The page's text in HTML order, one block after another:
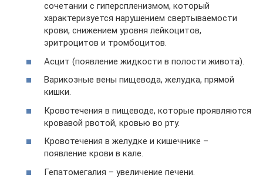
сочетании с гиперспленизмом, который
характеризуется нарушением свертываемости
крови, снижением уровня лейкоцитов,
эритроцитов и тромбоцитов.
Асцит (появление жидкости в полости живота).
Варикозные вены пищевода, желудка, прямой
кишки.
Кровотечения в пищеводе, которые проявляются
кровавой рвотой, кровью во рту.
Кровотечения в желудке и кишечнике –
появление крови в кале.
Гепатомегалия – увеличение печени.